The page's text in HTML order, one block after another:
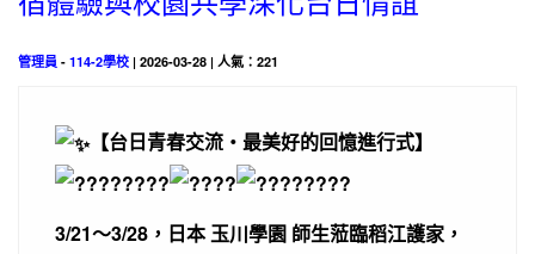
管理員 - 114-2學校 | 2026-03-28 | 人氣：221
【台日青春交流・最美好的回憶進行式】
3/21～3/28，日本 玉川學園 師生蒞臨稻江護家，